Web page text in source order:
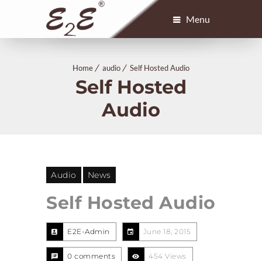
Menu
Home audio Self Hosted Audio
Self Hosted
Audio
Audio News
Self Hosted Audio
E2E-Admin June 18, 2015
0 comments 454 Views